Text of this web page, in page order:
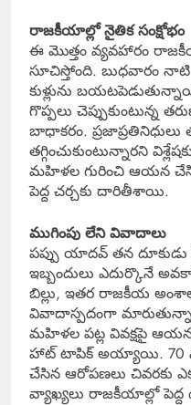
రాజకీయాల్లో నైతిక సంక్షోభం
ఈ మొత్తం వ్యవహారం
సూచిస్తోంది. బుధవారం
కుళ్లును
గొప్పలు చెప్పుకుంటున్న
బాధాకరం.
తగ్గించుకుంటున్నారని
మహిళల గురించి ఆయన
పెద్ద చర్చకు దారితీశాయి.
ముగింపు లేని వివాదాలు
పప్పు యాదవ్ తన దూకుడు
ఇబ్బందులు ఎదుర్కొనే
బిల్లు, ఇతర రాజకీయ
వివాదాస్పదంగా
మహిళల పట్ల వివక్షపై
హాట్ టాపిక్ అయ్యాయి. 70
చేసిన ఆరోపణలు
వ్యాఖ్యలు రాజకీయాల్లో